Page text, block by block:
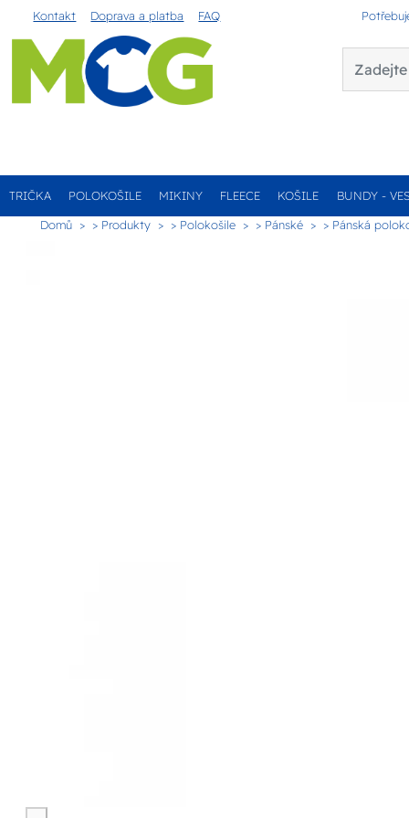
Kontakt Doprava a platba FAQ
TRIČKA POLOKOŠILE MIKINY FLEECE KOŠILE BUNDY -
Domů > Produkty > Polokošile > Pánské > Pánská